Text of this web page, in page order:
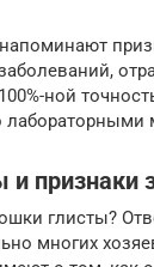
ной
лабораторными
признаки
глисты?
многих